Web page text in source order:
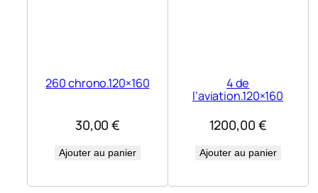
260 chrono.120×160
30,00€
Ajouter au panier
4 de
l’aviation.120×160
1200,00 €
Ajouter au panier